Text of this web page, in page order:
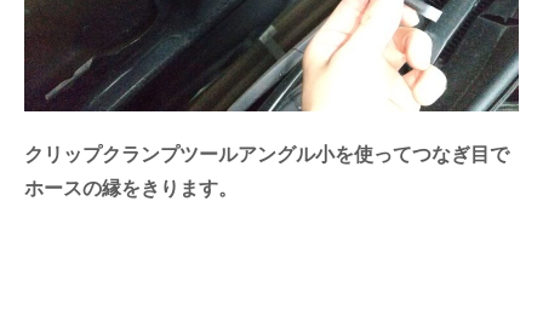
クリップクランプツールアングル小を使ってつなぎ目で
ホースの縁をきります。